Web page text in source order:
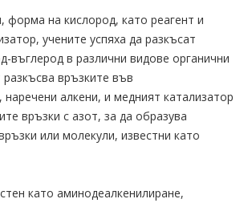
форма на кислород, като реагент и
учените успяха да разкъсат
въглерод в различни видове органични
връзките във
алкени, и медният катализатор
връзки с азот, за да образува
или молекули, известни като
като аминодеалкенилиране,